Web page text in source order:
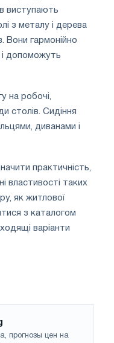
виступають
з металу і дерева
Вони гармонійно
і допоможуть
на робочі,
столів. Сидіння
диванами і
практичність,
властивості таких
як житлової
з каталогом
варіанти
прогнозы цен на